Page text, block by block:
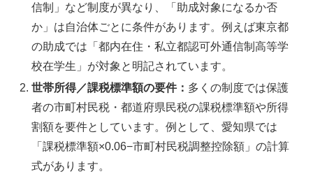
信制」など制度が異なり、「助成対象になるか否
か」は自治体ごとに条件があります。例えば東京都
の助成では「都内在住・私立都認可外通信制高等学
校在学生」が対象と明記されています。
世帯所得／課税標準額の要件： 多くの制度では保護
者の市町村民税・都道府県民税の課税標準額や所得
割額を要件としています。例として、愛知県では
「課税標準額×0.06−市町村民税調整控除額」の計算
式があります。